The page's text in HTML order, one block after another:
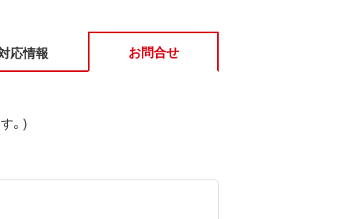
応情報 お問合せ
。)